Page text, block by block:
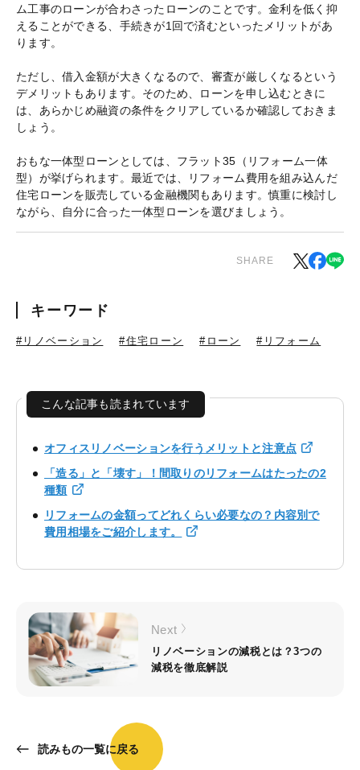
ム工事のローンが合わさったローンのことです。金利を低く抑
えることができる、手続きが1回で済むといったメリットがあ
ります。
ただし、借入金額が大きくなるので、審査が厳しくなるという
デメリットもあります。そのため、ローンを申し込むときに
は、あらかじめ融資の条件をクリアしているか確認しておきま
しょう。
おもな一体型ローンとしては、フラット35（リフォーム一体
型）が挙げられます。最近では、リフォーム費用を組み込んだ
住宅ローンを販売している金融機関もあります。慎重に検討し
ながら、自分に合った一体型ローンを選びましょう。
SHARE
キーワード
#リノベーション #住宅ローン #ローン #リフォーム
こんな記事も読まれています
オフィスリノベーションを行うメリットと注意点
「造る」と「壊す」！間取りのリフォームはたったの2
種類
リフォームの金額ってどれくらい必要なの？内容別で
費用相場をご紹介します。
読みもの一覧に戻る
Next
リノベーションの減税とは？3つの
減税を徹底解説